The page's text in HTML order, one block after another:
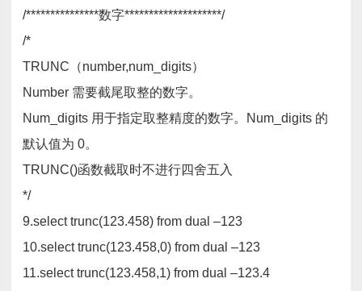
/***************数字********************/
/*
TRUNC（number,num_digits）
Number 需要截尾取整的数字。
Num_digits 用于指定取整精度的数字。Num_digits 的
默认值为 0。
TRUNC()函数截取时不进行四舍五入
*/
9.select trunc(123.458) from dual –123
10.select trunc(123.458,0) from dual –123
11.select trunc(123.458,1) from dual –123.4